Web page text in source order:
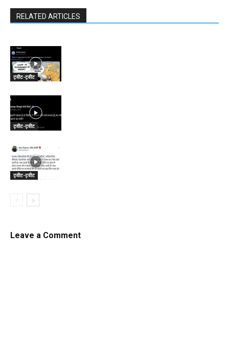
RELATED ARTICLES
ट्वीट-ट्वीट
ट्वीट-ट्वीट
ट्वीट-ट्वीट
Leave a Comment